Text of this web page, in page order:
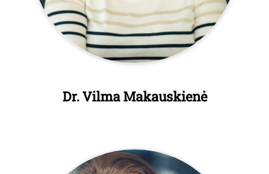
Dr. Vilma Makauskienė